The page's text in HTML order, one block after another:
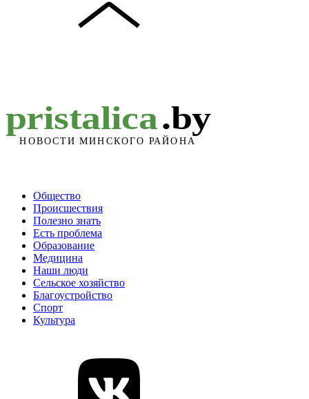
Общество
Происшествия
Полезно знать
Есть проблема
Образование
Медицина
Наши люди
Сельское хозяйство
Благоустройство
Спорт
Культура